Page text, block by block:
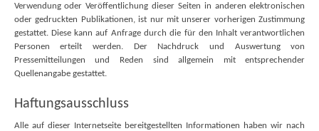
Verwendung oder Veröffentlichung dieser Seiten in anderen elektronischen
oder gedruckten Publikationen, ist nur mit unserer vorherigen Zustimmung
gestattet. Diese kann auf Anfrage durch die für den Inhalt verantwortlichen
Personen erteilt werden. Der Nachdruck und Auswertung von
Pressemitteilungen und Reden sind allgemein mit entsprechender
Quellenangabe gestattet.
Haftungsausschluss
Alle auf dieser Internetseite bereitgestellten Informationen haben wir nach